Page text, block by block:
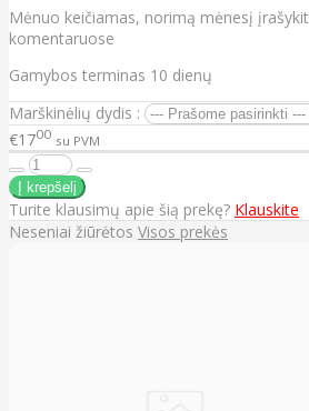
Mėnuo keičiamas, norimą mėnesį
komentaruose
Gamybos terminas 10 dienų
Marškinėlių dydis :
€1700 su PVM
Turite klausimų apie šią prekę? Klauskite
Neseniai žiūrėtos Visos prekės